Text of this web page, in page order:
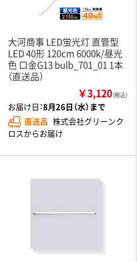
大河商事 LED蛍光灯 直管型
LED 40形 120cm 6000k/昼光
色 口金G13 bulb_701_01 1本
（直送品）
￥3,120（税込）
お届け日：8月26日（水）まで
直送品 株式会社グリーンク
ロスからお届け